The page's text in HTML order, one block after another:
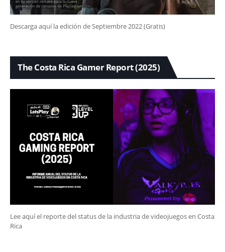
Descarga aquí la edición de Septiembre 2022 (Gratis)
The Costa Rica Gamer Report (2025)
Lee aquí el reporte del status de la industria de videojuegos en Costa
Rica